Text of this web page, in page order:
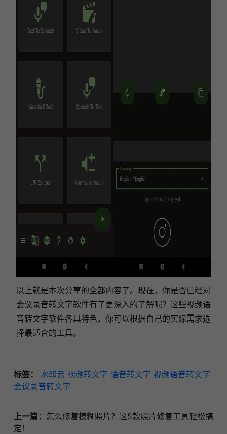
以上就是本次分享的全部内容了。现在，你是否已经对
会议录音转文字软件有了更深入的了解呢？这些视频语
音转文字软件各具特色，你可以根据自己的实际需求选
择最适合的工具。
标签： 水印云 视频转文字 语音转文字 视频语音转文字
会议录音转文字
上一篇： 怎么修复模糊照片？这5款照片修复工具轻松搞
定！